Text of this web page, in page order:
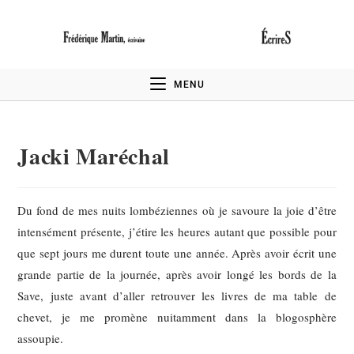
MENU
Jacki Maréchal
Du fond de mes nuits lombéziennes où je savoure la joie d’être
intensément présente, j’étire les heures autant que possible pour
que sept jours me durent toute une année. Après avoir écrit une
grande partie de la journée, après avoir longé les bords de la
Save, juste avant d’aller retrouver les livres de ma table de
chevet, je me promène nuitamment dans la blogosphère
assoupie.